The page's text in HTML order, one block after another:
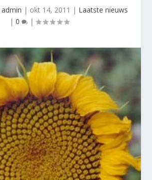
admin | okt 14, 2011 | Laatste nieuws
| 0 |